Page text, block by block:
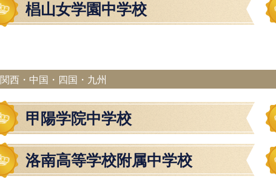
椙山女学園中学校
関西・中国・四国・九州
甲陽学院中学校
洛南高等学校附属中学校